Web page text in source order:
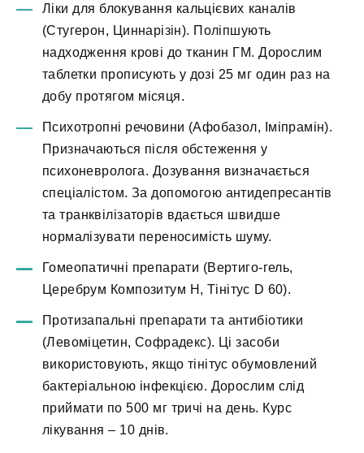
Ліки для блокування кальцієвих каналів
(Стугерон, Циннарізін). Поліпшують
надходження крові до тканин ГМ. Дорослим
таблетки прописують у дозі 25 мг один раз на
добу протягом місяця.
Психотропні речовини (Афобазол, Іміпрамін).
Призначаються після обстеження у
психоневролога. Дозування визначається
спеціалістом. За допомогою антидепресантів
та транквілізаторів вдається швидше
нормалізувати переносимість шуму.
Гомеопатичні препарати (Вертиго-гель,
Церебрум Композитум Н, Тінітус D 60).
Протизапальні препарати та антибіотики
(Левоміцетин, Софрадекс). Ці засоби
використовують, якщо тінітус обумовлений
бактеріальною інфекцією. Дорослим слід
приймати по 500 мг тричі на день. Курс
лікування – 10 днів.